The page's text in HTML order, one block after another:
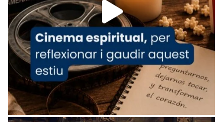
View on Facebook · Share
Arquebisbat de Barcelona
2 weeks ago
«Avui les santes Juliana i Semproniana ens
ajuden a alçar la mirada»
Mons. Sergi Gordo, bisbe de Tortosa, ha
presidit aquest 27 de juliol la missa de Les
Santes de Mataró.